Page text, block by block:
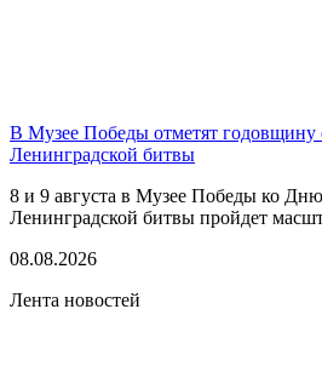
В Музее Победы отметят годовщину
Ленинградской битвы
8 и 9 августа в Музее Победы ко
Ленинградской битвы пройдет
08.08.2026
Лента новостей